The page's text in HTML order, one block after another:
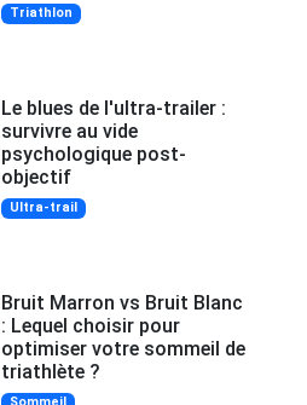
Triathlon
Le blues de l'ultra-trailer :
survivre au vide
psychologique post-
objectif
Ultra-trail
Bruit Marron vs Bruit Blanc
: Lequel choisir pour
optimiser votre sommeil de
triathlète ?